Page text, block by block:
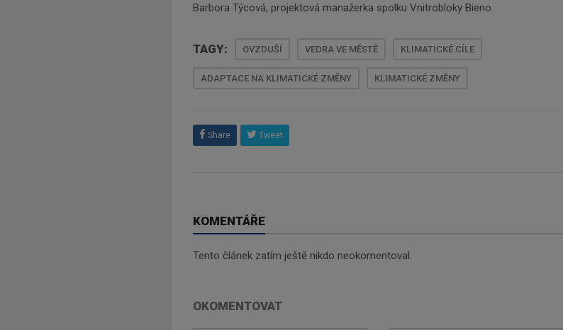
Barbora Týcová, projektová manažerka spolku Vnitrobloky Bieno.
TAGY: OVZDUŠÍ VEDRA VE MĚSTĚ KLIMATICKÉ CÍLE
ADAPTACE NA KLIMATICKÉ ZMĚNY KLIMATICKÉ ZMĚNY
Share Tweet
KOMENTÁŘE
Tento článek zatím ještě nikdo neokomentoval.
OKOMENTOVAT